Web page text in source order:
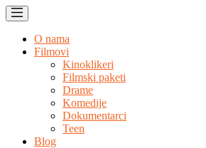
O nama
Filmovi
Kinoklikeri
Filmski paketi
Drame
Komedije
Dokumentarci
Teen
Blog